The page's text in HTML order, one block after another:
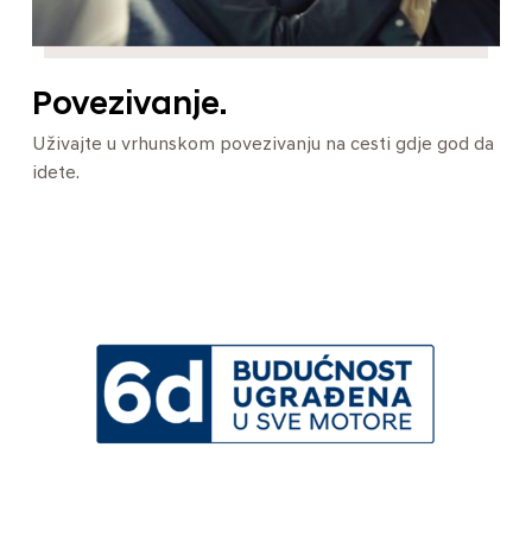
Povezivanje.
Uživajte u vrhunskom povezivanju na cesti gdje god da
idete.